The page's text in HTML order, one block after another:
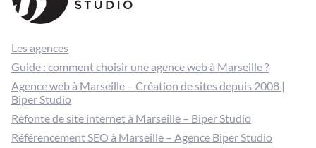
Les agences
Guide : comment choisir une agence web à Marseille ?
Agence web à Marseille – Création de sites depuis 2008 |
Biper Studio
Refonte de site internet à Marseille – Biper Studio
Référencement SEO à Marseille – Agence Biper Studio